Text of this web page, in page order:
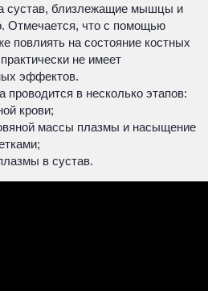
сустав, близлежащие мышцы и
Отмечается, что с помощью
повлиять на состояние костных
не имеет
эффектов.
в несколько этапов:
крови;
массы плазмы и насыщение
в сустав.